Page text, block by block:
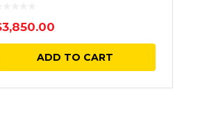
3,850.00
ADD TO CART